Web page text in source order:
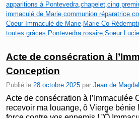
apparitions à Pontevedra,chapelet,cinq
immaculé de Marie,communion réparatrice,
Coeur Immaculé de Marie, Marie Co-
toutes grâces, Pontevedra,rosaire,Soeur Lucie
Acte de consécration à
Conception
Publié le 28 octobre 2025 par Jean de
Acte de consécration à l’Immaculée
recevoir ma louange, ô Vierge bénie